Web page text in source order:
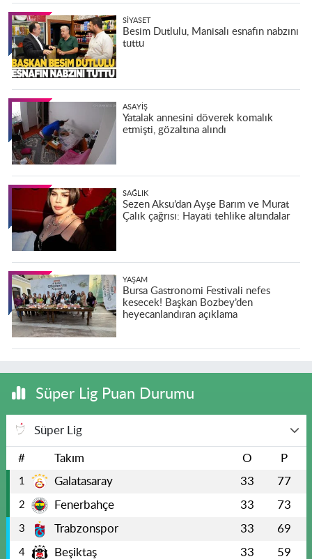
SIYASET
Besim Dutlulu, Manisalı esnafın nabzını
tuttu
ASAYIŞ
Yatalak annesini döverek komalık
etmişti, gözaltına alındı
SAĞLIK
Sezen Aksu’dan Ayşe Barım ve Murat
Çalık çağrısı: Hayati tehlike altındalar
YAŞAM
Bursa Gastronomi Festivali nefes
kesecek! Başkan Bozbey’den
heyecanlandıran açıklama
Süper Lig Puan Durumu
Süper Lig
# Takım O P
1 Galatasaray 33 77
2 Fenerbahçe 33 73
3 Trabzonspor 33 69
4 Beşiktaş 33 59